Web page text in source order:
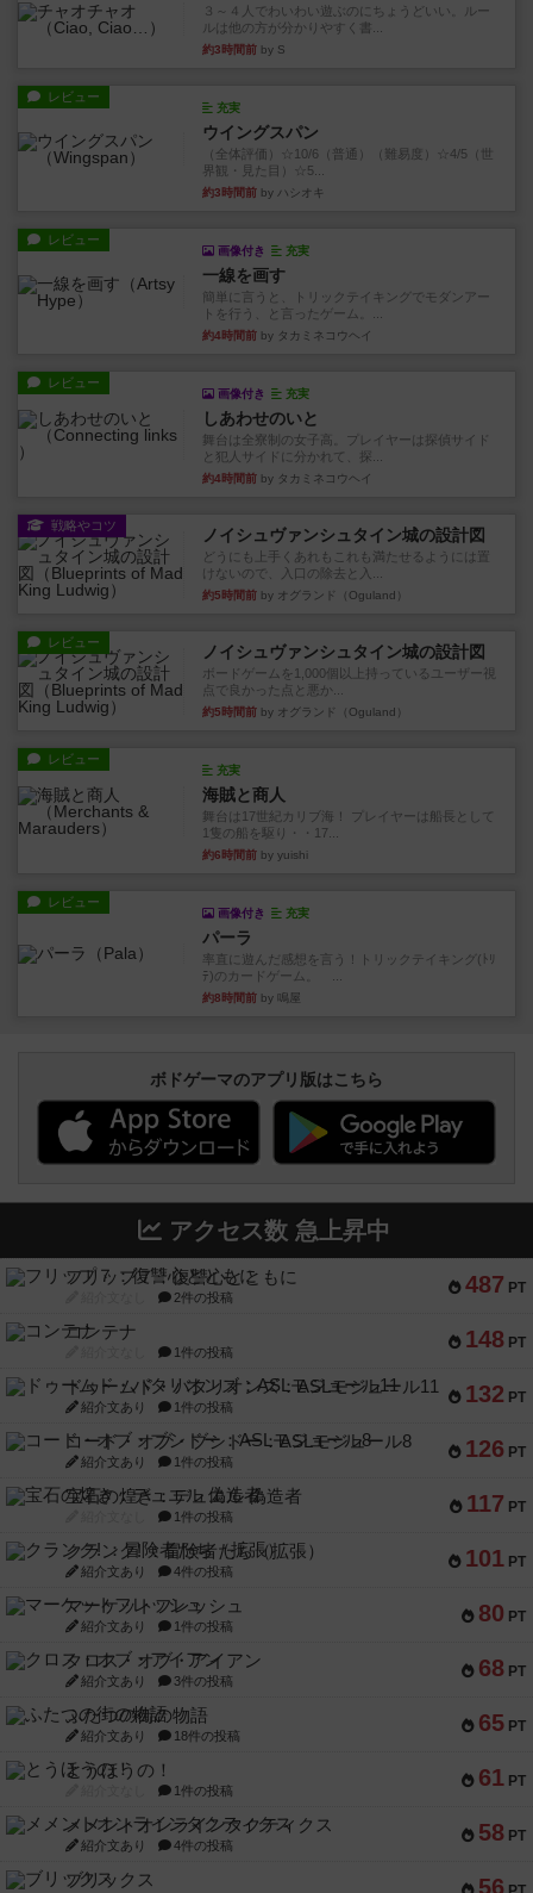
３～４人でわいわい遊ぶのにちょうどいい。ルー
ルは他の方が分かりやすく書...
約3時間前 by S
レビュー
充実
ウイングスパン
（全体評価）☆10/6（普通）（難易度）☆4/5（世
界観・見た目）☆5...
約3時間前 by ハシオキ
レビュー
画像付き 充実
一線を画す
簡単に言うと、トリックテイキングでモダンアー
トを行う、と言ったゲーム。...
約4時間前 by タカミネコウヘイ
レビュー
画像付き 充実
しあわせのいと
舞台は全寮制の女子高。プレイヤーは探偵サイド
と犯人サイドに分かれて、探...
約4時間前 by タカミネコウヘイ
戦略やコツ ノイシュヴァンシュタイン城の設計図
どうにも上手くあれもこれも満たせるようには置
けないので、入口の除去と入...
約5時間前 by オグランド（Oguland）
レビュー ノイシュヴァンシュタイン城の設計図
ボードゲームを1,000個以上持っているユーザー視
点で良かった点と悪か...
約5時間前 by オグランド（Oguland）
レビュー
充実
海賊と商人
舞台は17世紀カリブ海！ プレイヤーは船長として
1隻の船を駆り・・17...
約6時間前 by yuishi
レビュー
画像付き 充実
パーラ
率直に遊んだ感想を言う！トリックテイキング(ﾄﾘ
ﾃ)のカードゲーム。 ...
約8時間前 by 鳴屋
ボドゲーマのアプリ版はこちら
アクセス数 急上昇中
487 PT
フリップ７：復讐心とともに
2件の投稿
148 PT
コンテナ
1件の投稿
132 PT
ドゥームド・バタリオンズ：ASLモジュール11
紹介文あり 1件の投稿
126 PT
コード・オブ・ブシドー：ASLモジュール8
紹介文あり 1件の投稿
117 PT
宝石の煌き：デュエル 偽造者
1件の投稿
101 PT
クランク! ：冒険者たち（拡張）
紹介文あり 4件の投稿
80 PT
マーケットフレッシュ
紹介文あり 1件の投稿
68 PT
クロス・オブ・アイアン
紹介文あり 3件の投稿
65 PT
ふたつの街の物語
紹介文あり 18件の投稿
61 PT
とうほうの！
1件の投稿
58 PT
メメントオンラインタクティクス
紹介文あり 4件の投稿
56
ブリックス